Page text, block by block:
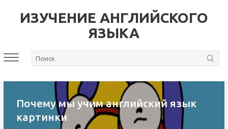
ИЗУЧЕНИЕ АНГЛИЙСКОГО
ЯЗЫКА
Почему мы учим английский язык
картинки